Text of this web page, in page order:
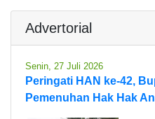
Advertorial
Senin, 27 Juli 2026
Peringati HAN ke-42,
Pemenuhan Hak Hak